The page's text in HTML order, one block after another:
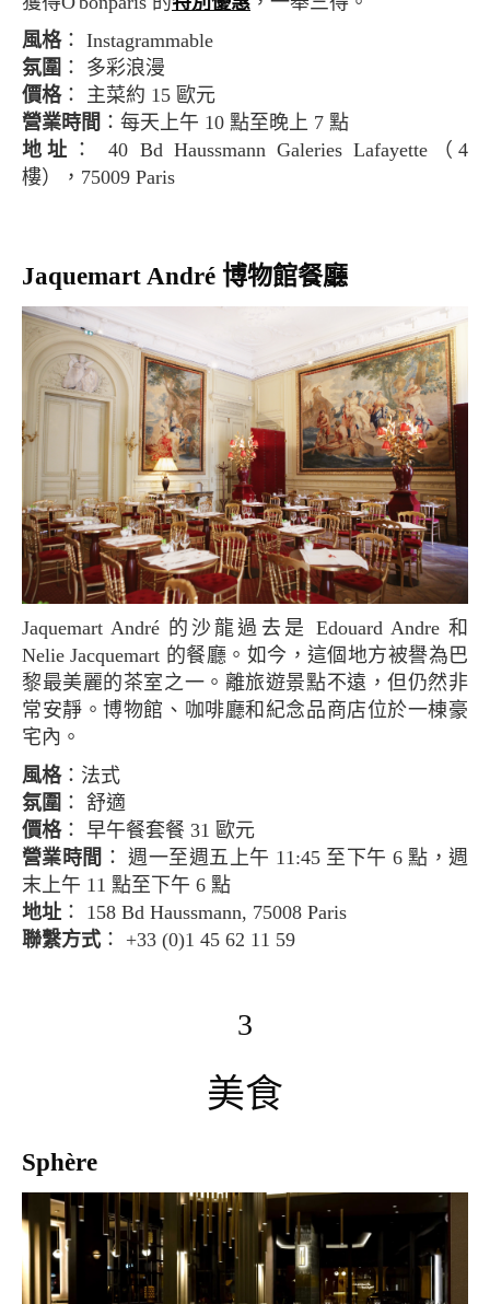
風格： Instagrammable
氛圍 ： 多彩浪漫
價格： 主菜約 15 歐元
營業時間 ：每天上午 10 點至晚上 7 點
地址 ： 40 Bd Haussmann Galeries Lafayette（4
樓），75009 Paris
Jaquemart André 博物館餐廳
Jaquemart André 的沙龍過去是 Edouard Andre 和
Nelie Jacquemart 的餐廳。如今，這個地方被譽為巴
黎最美麗的茶室之一。離旅遊景點不遠，但仍然非
常安靜。博物館、咖啡廳和紀念品商店位於一棟豪
宅內。
風格：法式
氛圍 ： 舒適
價格： 早午餐套餐 31 歐元
營業時間 ： 週一至週五上午 11:45 至下午 6 點，週
末上午 11 點至下午 6 點
地址 ： 158 Bd Haussmann, 75008 Paris
聯繫方式 ： +33 (0)1 45 62 11 59
3
美食
Sphère